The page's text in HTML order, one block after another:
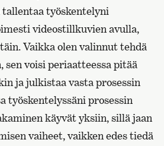
työskentelyni
videostillkuvien avulla,
Vaikka olen valinnut tehdä
voisi periaatteessa pitää
ja julkistaa vasta prosessin
työskentelyssäni prosessin
käyvät yksiin, sillä jaan
vaiheet, vaikken edes tiedä